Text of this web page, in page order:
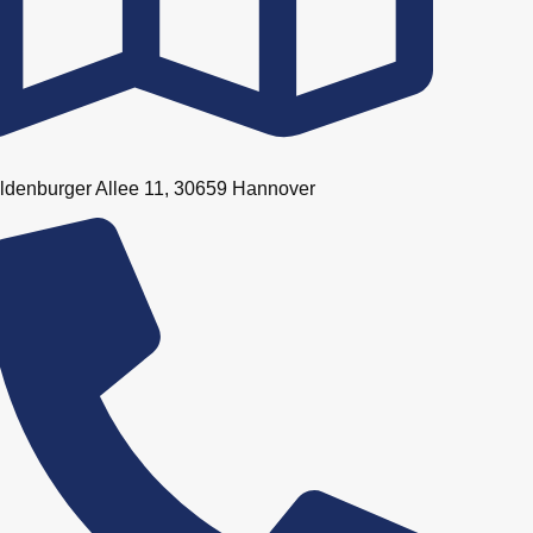
Allee 11, 30659 Hannover